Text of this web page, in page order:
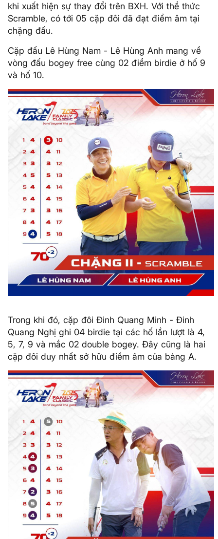
khi xuất hiện sự thay đổi trên BXH. Với thể thức
Scramble, có tới 05 cặp đôi đã đạt điểm âm tại
chặng đấu.
Cặp đấu Lê Hùng Nam - Lê Hùng Anh mang về
vòng đấu bogey free cùng 02 điểm birdie ở hố 9
và hố 10.
Trong khi đó, cặp đôi Đinh Quang Minh - Đinh
Quang Nghị ghi 04 birdie tại các hố lần lượt là 4,
5, 7, 9 và mắc 02 double bogey. Đây cũng là hai
cặp đôi duy nhất sở hữu điểm âm của bảng A.